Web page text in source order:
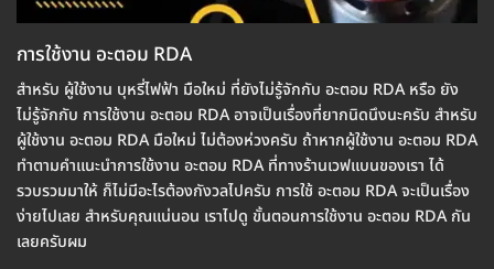
การใช้งาน อะตอม RDA
สำหรับ ผู้ใช้งาน บุหรี่ไฟฟ้า มือใหม่ ที่ยังไม่รู้จักกับ อะตอม RDA หรือ ยัง
ไม่รู้จักกับ การใช้งาน อะตอม RDA อาจเป็นเรื่องที่ยากนิดนึงนะครับ สำหรับ
ผู้ใช้งาน อะตอม RDA มือใหม่ ไม่ต้องห่วงครับ ถ้าหากผู้ใช้งาน อะตอม RDA
ทำตามคำแนะนำการใช้งาน อะตอม RDA ที่ทางร้านเวฟแบนของเรา ได้
รวบรวมมาให้ ก็ไม่มีอะไรต้องกังวลไปครับ การใช้ อะตอม RDA จะเป็นเรื่อง
ง่ายไปเลย สำหรับคุณแน่นอน เราไปดู ขั้นตอนการใช้งาน อะตอม RDA กัน
เลยครับผม